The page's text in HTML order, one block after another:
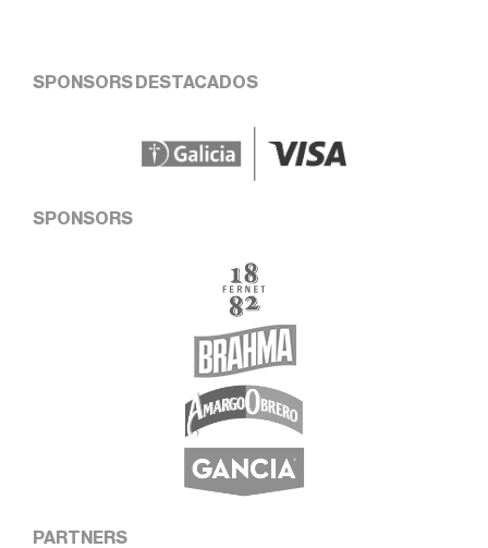
SPONSORS DESTACADOS
SPONSORS
PARTNERS